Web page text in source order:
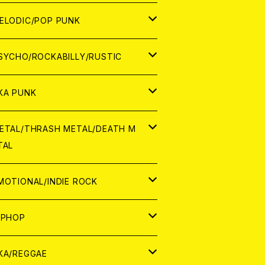
ログ
ログ
POP PUNK
ROCKABILLY/RUSTIC
PUNK
THRASH METAL/DEATH M
INDIE ROCK
REGGAE